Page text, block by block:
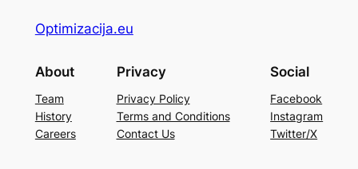
Optimizacija.eu
About
Team
History
Careers
Privacy
Privacy Policy
Terms and Conditions
Contact Us
Social
Facebook
Instagram
Twitter/X